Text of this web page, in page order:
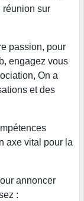
réunion sur
passion, pour
engagez vous
On a
et des
axe vital pour la
annoncer
: